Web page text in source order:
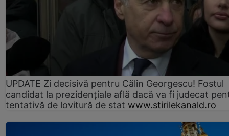
UPDATE Zi decisivă pentru Călin Georgescu! Fostul
candidat la prezidențiale află dacă va fi judecat
tentativă de lovitură de stat www.stirilekanald.ro